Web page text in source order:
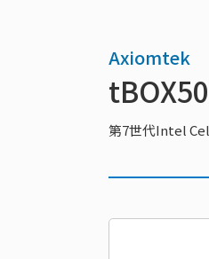
Axiomtek
第7世代Intel